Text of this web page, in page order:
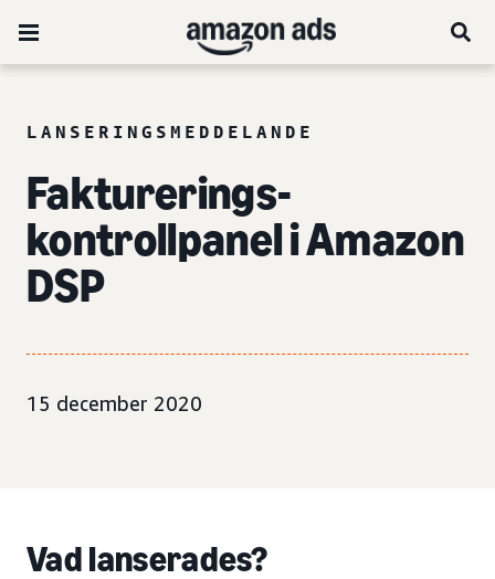
LANSERINGSMEDDELANDE
Fakturerings-
kontrollpanel i Amazon
DSP
15 december 2020
Vad lanserades?